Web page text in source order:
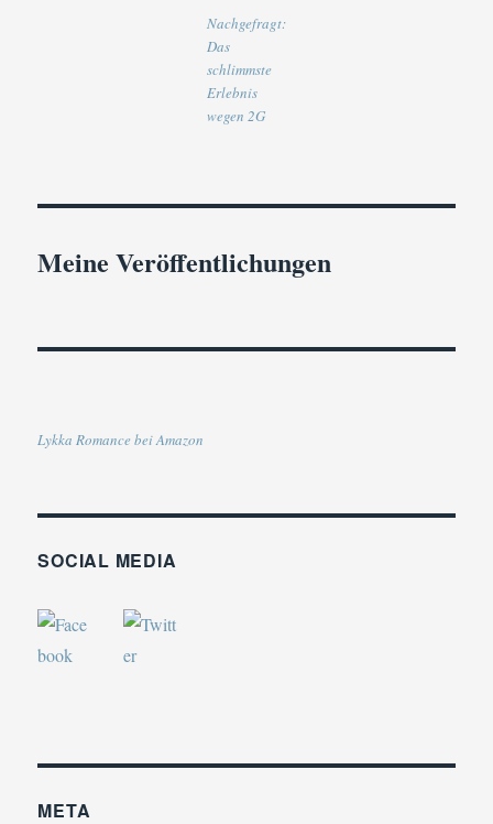
Nachgefragt:
Das
schlimmste
Erlebnis
wegen 2G
Meine Veröffentlichungen
Lykka Romance bei Amazon
SOCIAL MEDIA
META